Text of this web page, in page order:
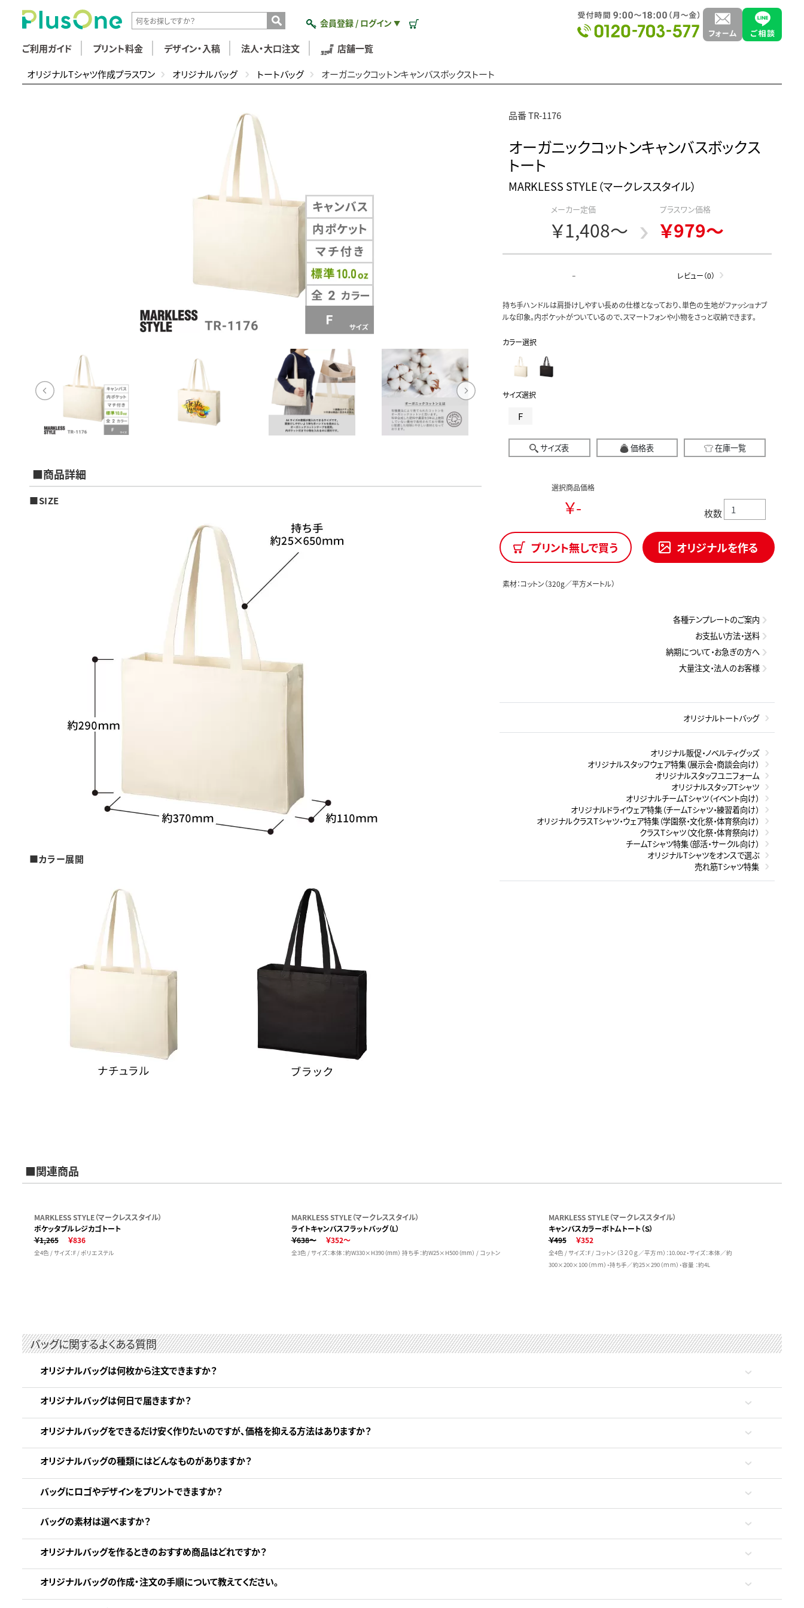
会員登録 / ログイン ▼
ご利用ガイド プリント料金 デザイン・入稿 法人・大口注文 店舗一覧
オリジナルTシャツ作成プラスワン オリジナルバッグ トートバッグ オーガニックコットンキャンバスボックストート
■商品詳細
■SIZE
■カラー展開
品番 TR-1176
オーガニックコットンキャンバスボックス
トート
MARKLESS STYLE（マークレススタイル）
メーカー定価
￥1,408～
プラスワン価格
￥979～
- レビュー（0）
持ち手ハンドルは肩掛けしやすい長めの仕様となっており、単色の生地がファッショナブ
ルな印象。内ポケットがついているので、スマートフォンや小物をさっと収納できます。
カラー選択
サイズ選択
F
サイズ表 価格表 在庫一覧
選択商品価格
￥- 枚数
プリント無しで買う オリジナルを作る
素材：コットン（320g／平方メートル）
各種テンプレートのご案内
お支払い方法・送料
納期について・お急ぎの方へ
大量注文・法人のお客様
オリジナルトートバッグ
オリジナル販促・ノベルティグッズ
オリジナルスタッフウェア特集（展示会・商談会向け）
オリジナルスタッフユニフォーム
オリジナルスタッフTシャツ
オリジナルチームTシャツ（イベント向け）
オリジナルドライウェア特集（チームTシャツ・練習着向け）
オリジナルクラスTシャツ・ウェア特集（学園祭・文化祭・体育祭向け）
クラスTシャツ（文化祭・体育祭向け）
チームTシャツ特集（部活・サークル向け）
オリジナルTシャツをオンスで選ぶ
売れ筋Tシャツ特集
■関連商品
MARKLESS STYLE（マークレススタイル）
ポケッタブルレジカゴトート
￥1,265
￥836
全4色 / サイズ：F / ポリエステル
MARKLESS STYLE（マークレススタイル）
ライトキャンバスフラットバッグ（L）
￥638～
￥352～
全3色 / サイズ：本体：約W330×H390（mm） 持ち手：約W25×H500（mm） / コットン
MARKLESS STYLE（マークレススタイル）
キャンバスカラーボトムトート（Ｓ）
￥495
￥352
全4色 / サイズ：F / コットン（３２０ｇ／平方ｍ）：10.0oz・サイズ：本体／約
300×200×100（ｍｍ）・持ち手／約25×290（ｍｍ）・容量 ：約4L
バッグに関するよくある質問
オリジナルバッグは何枚から注文できますか？
オリジナルバッグは何日で届きますか？
オリジナルバッグをできるだけ安く作りたいのですが、価格を抑える方法はありますか？
オリジナルバッグの種類にはどんなものがありますか？
バッグにロゴやデザインをプリントできますか？
バッグの素材は選べますか？
オリジナルバッグを作るときのおすすめ商品はどれですか？
オリジナルバッグの作成・注文の手順について教えてください。